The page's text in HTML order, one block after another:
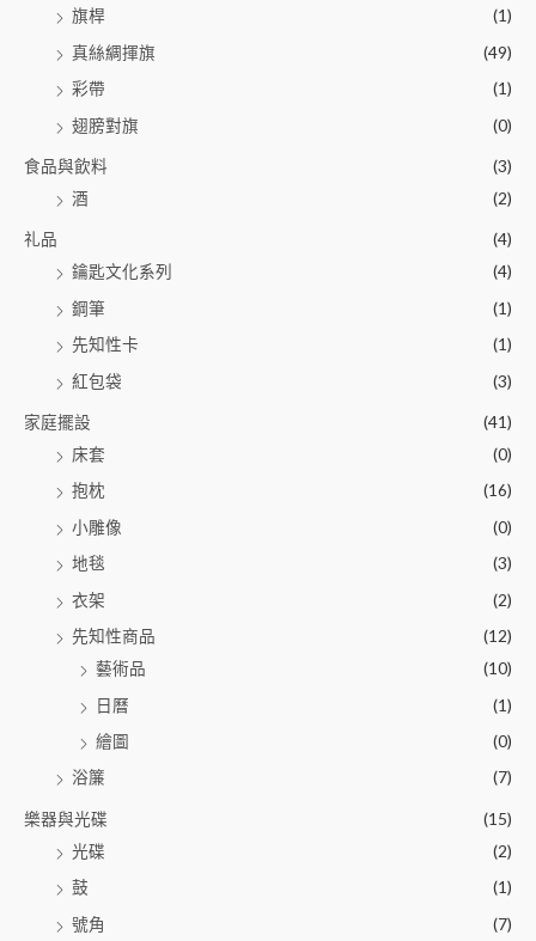
旗桿
(1)
真絲綢揮旗
(49)
彩帶
(1)
翅膀對旗
(0)
食品與飲料
(3)
酒
(2)
礼品
(4)
鑰匙文化系列
(4)
鋼筆
(1)
先知性卡
(1)
紅包袋
(3)
家庭擺設
(41)
床套
(0)
抱枕
(16)
小雕像
(0)
地毯
(3)
衣架
(2)
先知性商品
(12)
藝術品
(10)
日曆
(1)
繪圖
(0)
浴簾
(7)
樂器與光碟
(15)
光碟
(2)
鼓
(1)
號角
(7)